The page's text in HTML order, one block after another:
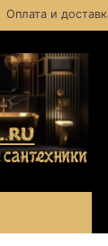
Оплата и